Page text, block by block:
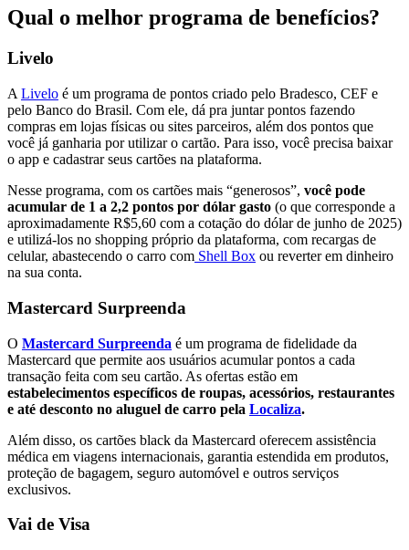
Qual o melhor programa de benefícios?
Livelo
A Livelo é um programa de pontos criado pelo Bradesco, CEF e
pelo Banco do Brasil. Com ele, dá pra juntar pontos fazendo
compras em lojas físicas ou sites parceiros, além dos pontos que
você já ganharia por utilizar o cartão. Para isso, você precisa baixar
o app e cadastrar seus cartões na plataforma.
Nesse programa, com os cartões mais “generosos”, você pode
acumular de 1 a 2,2 pontos por dólar gasto (o que corresponde a
aproximadamente R$5,60 com a cotação do dólar de junho de 2025)
e utilizá-los no shopping próprio da plataforma, com recargas de
celular, abastecendo o carro com Shell Box ou reverter em dinheiro
na sua conta.
Mastercard Surpreenda
O Mastercard Surpreenda é um programa de fidelidade da
Mastercard que permite aos usuários acumular pontos a cada
transação feita com seu cartão. As ofertas estão em
estabelecimentos específicos de roupas, acessórios, restaurantes
e até desconto no aluguel de carro pela Localiza.
Além disso, os cartões black da Mastercard oferecem assistência
médica em viagens internacionais, garantia estendida em produtos,
proteção de bagagem, seguro automóvel e outros serviços
exclusivos.
Vai de Visa